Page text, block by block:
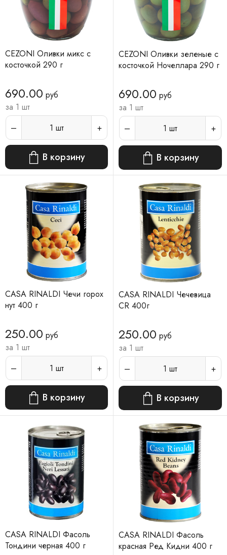
CEZONI Оливки микс с
косточкой 290 г
690.00 руб
за 1 шт
1 шт
В корзину
CEZONI Оливки зеленые с
косточкой Ночеллара 290 г
690.00 руб
за 1 шт
1 шт
В корзину
CASA RINALDI Чечи горох
нут 400 г
250.00 руб
за 1 шт
1 шт
В корзину
CASA RINALDI Чечевица
CR 400г
250.00 руб
за 1 шт
1 шт
В корзину
CASA RINALDI Фасоль
Тондини черная 400 г
CASA RINALDI Фасоль
красная Ред Кидни 400 г